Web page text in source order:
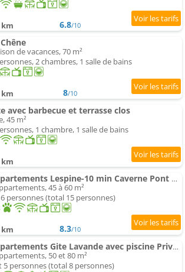
km 6.8/10
de vacances, 70 m²
2 chambres, 1 salle de bains
km 8/10
avec barbecue et terrasse clos
45 m²
1 chambre, 1 salle de bains
km
Appartements Lespine-10 min Caverne Pont d'Arc
45 à 60 m²
personnes (total 15 personnes)
km 8.3/10
Appartements Gite Lavande avec piscine Privée Classé 4 Étoiles
50 et 80 m²
5 personnes (total 8 personnes)